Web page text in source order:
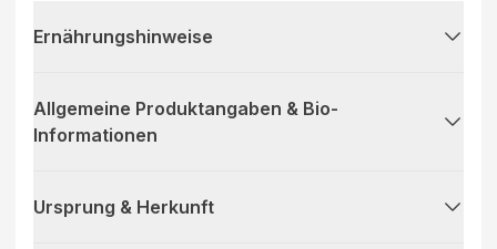
Ernährungshinweise
Allgemeine Produktangaben & Bio-
Informationen
Ursprung & Herkunft